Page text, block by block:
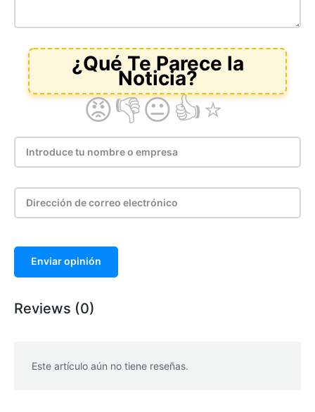
Enviar opinión
Reviews (0)
Este artículo aún no tiene reseñas.